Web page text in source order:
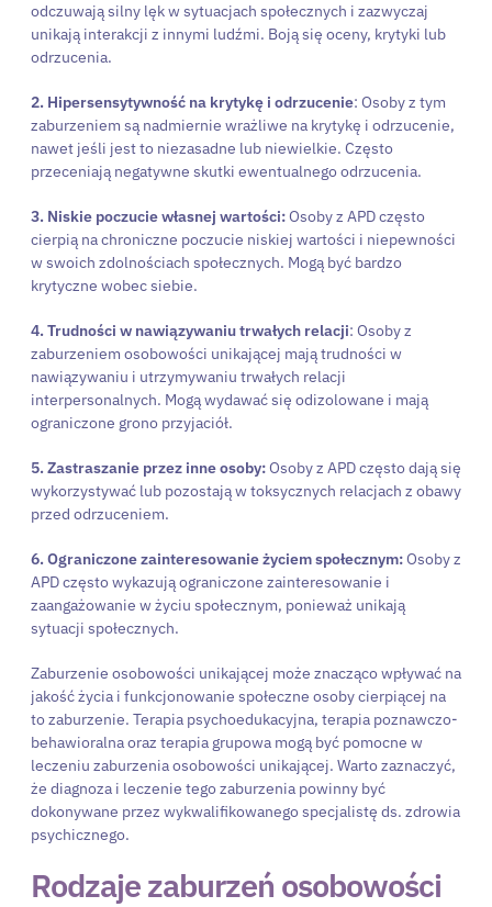
odczuwają silny lęk w sytuacjach społecznych i zazwyczaj
unikają interakcji z innymi ludźmi. Boją się oceny, krytyki lub
odrzucenia.
2. Hipersensytywność na krytykę i odrzucenie: Osoby z tym
zaburzeniem są nadmiernie wrażliwe na krytykę i odrzucenie,
nawet jeśli jest to niezasadne lub niewielkie. Często
przeceniają negatywne skutki ewentualnego odrzucenia.
3. Niskie poczucie własnej wartości:Osoby z APD często
cierpią na chroniczne poczucie niskiej wartości i niepewności
w swoich zdolnościach społecznych. Mogą być bardzo
krytyczne wobec siebie.
4. Trudności w nawiązywaniu trwałych relacji: Osoby z
zaburzeniem osobowości unikającej mają trudności w
nawiązywaniu i utrzymywaniu trwałych relacji
interpersonalnych. Mogą wydawać się odizolowane i mają
ograniczone grono przyjaciół.
5. Zastraszanie przez inne osoby:Osoby z APD często dają się
wykorzystywać lub pozostają w toksycznych relacjach z obawy
przed odrzuceniem.
6. Ograniczone zainteresowanie życiem społecznym:Osoby z
APD często wykazują ograniczone zainteresowanie i
zaangażowanie w życiu społecznym, ponieważ unikają
sytuacji społecznych.
Zaburzenie osobowości unikającej może znacząco wpływać na
jakość życia i funkcjonowanie społeczne osoby cierpiącej na
to zaburzenie. Terapia psychoedukacyjna, terapia poznawczo-
behawioralna oraz terapia grupowa mogą być pomocne w
leczeniu zaburzenia osobowości unikającej. Warto zaznaczyć,
że diagnoza i leczenie tego zaburzenia powinny być
dokonywane przez wykwalifikowanego specjalistę ds. zdrowia
psychicznego.
Rodzaje zaburzeń osobowości